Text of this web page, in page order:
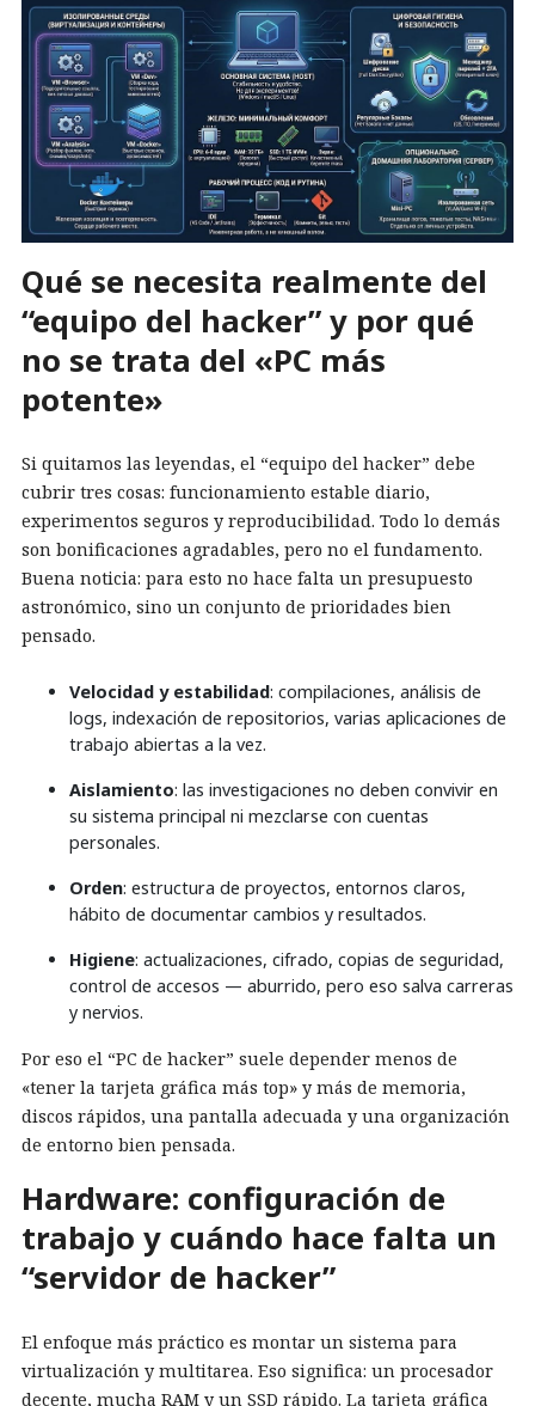
Qué se necesita realmente del
“equipo del hacker” y por qué
no se trata del «PC más
potente»
Si quitamos las leyendas, el “equipo del hacker” debe
cubrir tres cosas: funcionamiento estable diario,
experimentos seguros y reproducibilidad. Todo lo demás
son bonificaciones agradables, pero no el fundamento.
Buena noticia: para esto no hace falta un presupuesto
astronómico, sino un conjunto de prioridades bien
pensado.
Velocidad y estabilidad: compilaciones, análisis de
logs, indexación de repositorios, varias aplicaciones de
trabajo abiertas a la vez.
Aislamiento: las investigaciones no deben convivir en
su sistema principal ni mezclarse con cuentas
personales.
Orden: estructura de proyectos, entornos claros,
hábito de documentar cambios y resultados.
Higiene: actualizaciones, cifrado, copias de seguridad,
control de accesos — aburrido, pero eso salva carreras
y nervios.
Por eso el “PC de hacker” suele depender menos de
«tener la tarjeta gráfica más top» y más de memoria,
discos rápidos, una pantalla adecuada y una organización
de entorno bien pensada.
Hardware: configuración de
trabajo y cuándo hace falta un
“servidor de hacker”
El enfoque más práctico es montar un sistema para
virtualización y multitarea. Eso significa: un procesador
decente, mucha RAM y un SSD rápido. La tarjeta gráfica